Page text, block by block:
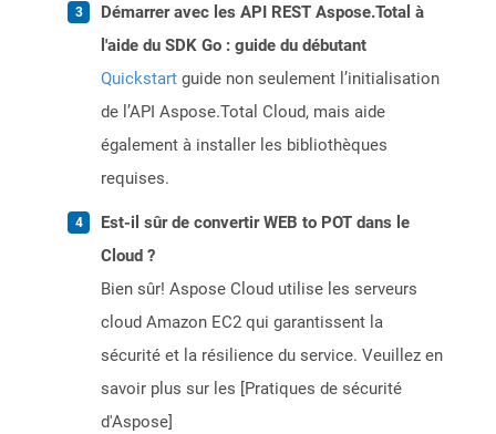
Démarrer avec les API REST Aspose.Total à
l'aide du SDK Go : guide du débutant
Quickstart guide non seulement l’initialisation
de l’API Aspose.Total Cloud, mais aide
également à installer les bibliothèques
requises.
Est-il sûr de convertir WEB to POT dans le
Cloud ?
Bien sûr! Aspose Cloud utilise les serveurs
cloud Amazon EC2 qui garantissent la
sécurité et la résilience du service. Veuillez en
savoir plus sur les [Pratiques de sécurité
d'Aspose]